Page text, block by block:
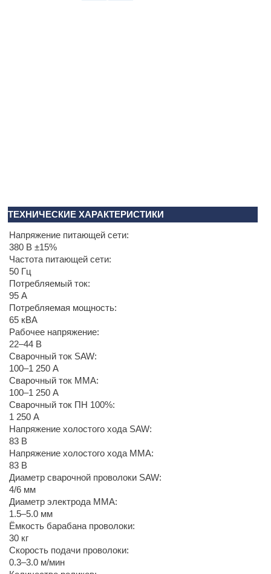
ТЕХНИЧЕСКИЕ ХАРАКТЕРИСТИКИ
Напряжение питающей сети:
380 В ±15%
Частота питающей сети:
50 Гц
Потребляемый ток:
95 А
Потребляемая мощность:
65 кВА
Рабочее напряжение:
22–44 В
Сварочный ток SAW:
100–1 250 А
Сварочный ток MMA:
100–1 250 А
Сварочный ток ПН 100%:
1 250 А
Напряжение холостого хода SAW:
83 В
Напряжение холостого хода MMA:
83 В
Диаметр сварочной проволоки SAW:
4/6 мм
Диаметр электрода MMA:
1.5–5.0 мм
Ёмкость барабана проволоки:
30 кг
Скорость подачи проволоки:
0.3–3.0 м/мин